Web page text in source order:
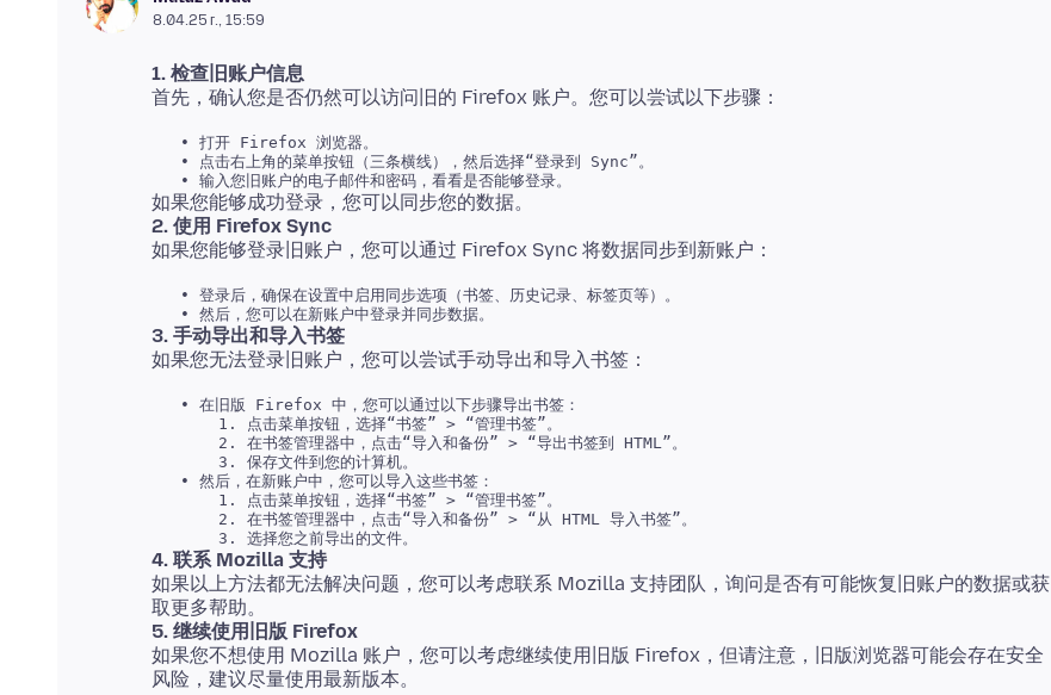
8.04.25 г., 15:59
1. 检查旧账户信息
   • 打开 Firefox 浏览器。
   • 点击右上角的菜单按钮（三条横线），然后选择“登录到 Sync”。
2. 使用 Firefox Sync
   • 登录后，确保在设置中启用同步选项（书签、历史记录、标签页等）。
3. 手动导出和导入书签
   • 在旧版 Firefox 中，您可以通过以下步骤导出书签：
       1. 点击菜单按钮，选择“书签” > “管理书签”。
       2. 在书签管理器中，点击“导入和备份” > “导出书签到 HTML”。
       3. 保存文件到您的计算机。
   • 然后，在新账户中，您可以导入这些书签：
       1. 点击菜单按钮，选择“书签” > “管理书签”。
       2. 在书签管理器中，点击“导入和备份” > “从 HTML 导入书签”。
4. 联系 Mozilla 支持
如果以上方法都无法解决问题，您可以考虑联系 Mozilla 支持团队，询问是否有可能恢复旧账户的数据或获
5. 继续使用旧版 Firefox
如果您不想使用 Mozilla 账户，您可以考虑继续使用旧版 Firefox，但请注意，旧版浏览器可能会存在安全